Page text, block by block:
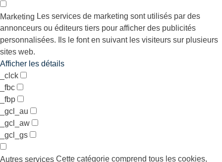
Marketing Les services de marketing sont utilisés par des
annonceurs ou éditeurs tiers pour afficher des publicités
personnalisées. Ils le font en suivant les visiteurs sur plusieurs
sites web.
Afficher les détails
_clck
_fbc
_fbp
_gcl_au
_gcl_aw
_gcl_gs
Autres services Cette catégorie comprend tous les cookies,